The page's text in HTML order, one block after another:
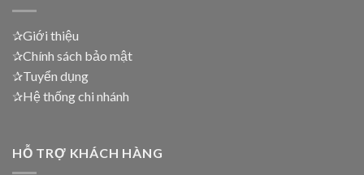
✰Giới thiệu
✰Chính sách bảo mật
✰Tuyển dụng
✰Hệ thống chi nhánh
HỖ TRỢ KHÁCH HÀNG